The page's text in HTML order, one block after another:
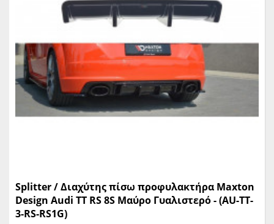
Splitter / Διαχύτης πίσω προφυλακτήρα Maxton
Design Audi TT RS 8S Μαύρο Γυαλιστερό - (AU-TT-
3-RS-RS1G)